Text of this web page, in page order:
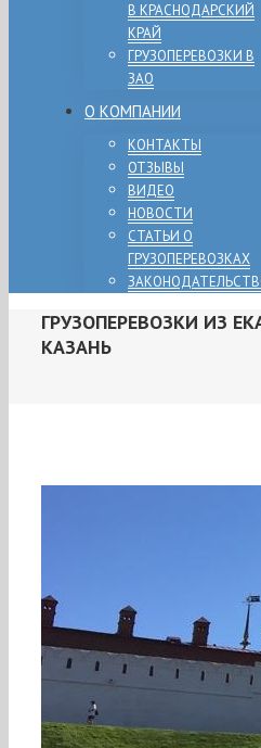
В КРАСНОДАРСКИЙ
КРАЙ
ГРУЗОПЕРЕВОЗКИ В
ЗАО
О КОМПАНИИ
КОНТАКТЫ
ОТЗЫВЫ
ВИДЕО
НОВОСТИ
СТАТЬИ О
ГРУЗОПЕРЕВОЗКАХ
ГРУЗОПЕРЕВОЗКИ ИЗ
КАЗАНЬ